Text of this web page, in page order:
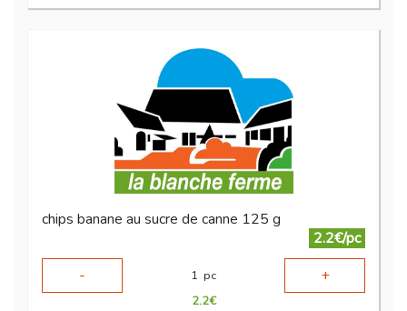
chips banane au sucre de canne 125 g
2.2€/pc
-
1 pc +
2.2€